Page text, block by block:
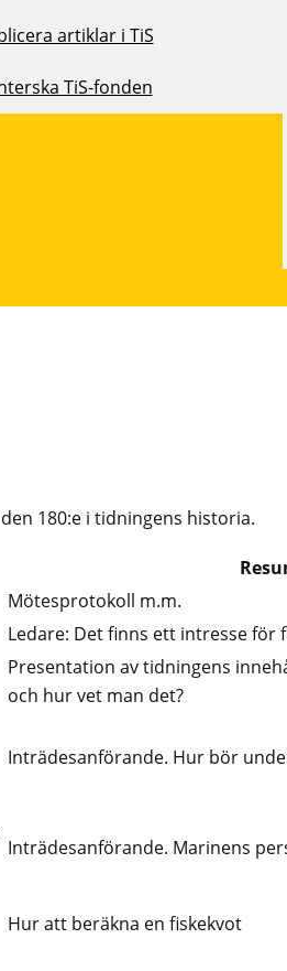
artiklar i TiS
TiS-fonden
180:e i tidningens historia.
Mötesprotokoll m.m.
Ledare: Det finns ett intresse för
Presentation av tidningens
och hur vet man det?
Inträdesanförande. Hur bör
Inträdesanförande. Marinens
Hur att beräkna en fiskekvot